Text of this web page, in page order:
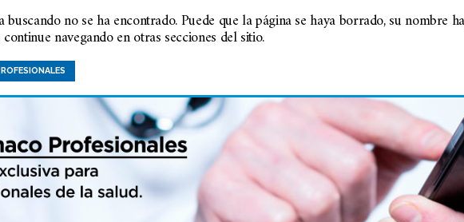
buscando no se ha encontrado. Puede que la página se haya borrado, su nombre
navegando en otras secciones del sitio.